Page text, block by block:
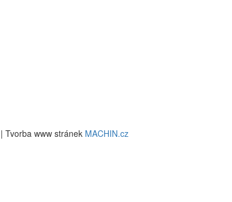
| Tvorba www stránek MACHIN.cz